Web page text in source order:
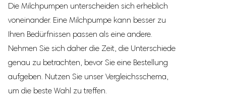
1x Staubschutzkappe
1x Ventil
1x USB-C Ladekabel
1x Aufbewahrungstasche
Die Milchpumpen unterscheiden sich erheblich
voneinander. Eine Milchpumpe kann besser zu
Ihren Bedürfnissen passen als eine andere.
Nehmen Sie sich daher die Zeit, die Unterschiede
genau zu betrachten, bevor Sie eine Bestellung
aufgeben. Nutzen Sie unser Vergleichsschema,
um die beste Wahl zu treffen.